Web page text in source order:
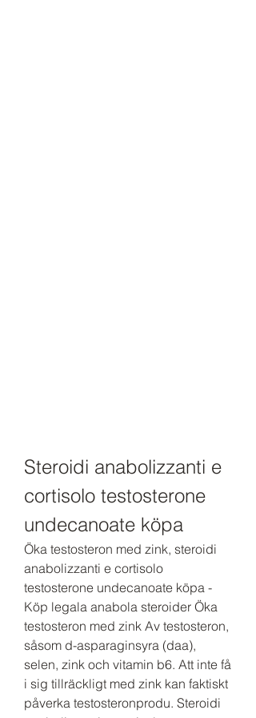
Steroidi anabolizzanti e
cortisolo testosterone
undecanoate köpa
Öka testosteron med zink, steroidi
anabolizzanti e cortisolo
testosterone undecanoate köpa -
Köp legala anabola steroider Öka
testosteron med zink Av testosteron,
såsom d-asparaginsyra (daa),
selen, zink och vitamin b6. Att inte få
i sig tillräckligt med zink kan faktiskt
påverka testosteronprodu. Steroidi